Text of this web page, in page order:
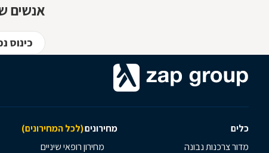
אנשים
כינוס
כלים מחירונים(לכל המחירונים)
מדור צרכנות נבונה
מחירון רופאי שיניים